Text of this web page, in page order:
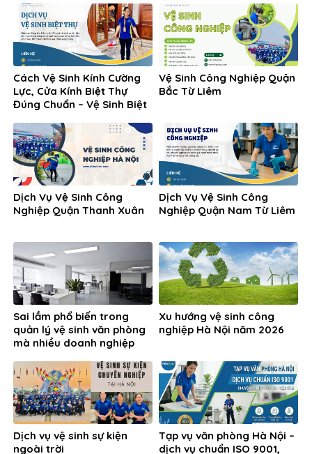
Cách Vệ Sinh Kính Cường
Lực, Cửa Kính Biệt Thự
Đúng Chuẩn – Vệ Sinh Biệt
Vệ Sinh Công Nghiệp Quận
Bắc Từ Liêm
Dịch Vụ Vệ Sinh Công
Nghiệp Quận Thanh Xuân
Dịch Vụ Vệ Sinh Công
Nghiệp Quận Nam Từ Liêm
Sai lầm phổ biến trong
quản lý vệ sinh văn phòng
mà nhiều doanh nghiệp
Xu hướng vệ sinh công
nghiệp Hà Nội năm 2026
Dịch vụ vệ sinh sự kiện
ngoài trời
Tạp vụ văn phòng Hà Nội –
dịch vụ chuẩn ISO 9001,